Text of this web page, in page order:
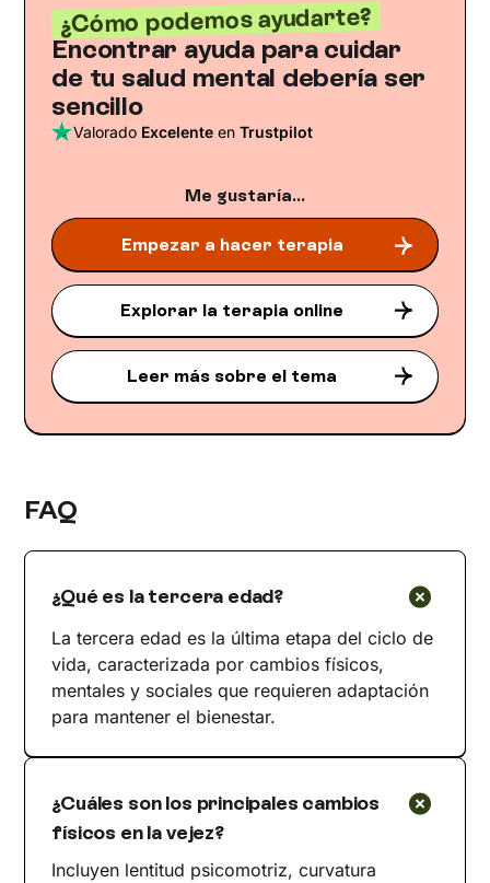
¿Cómo podemos ayudarte?
Encontrar ayuda para cuidar
de tu salud mental debería ser
sencillo
Valorado Excelente enTrustpilot
Me gustaría...
Empezar a hacer terapia
Explorar la terapia online
Leer más sobre el tema
FAQ
¿Qué es la tercera edad?
La tercera edad es la última etapa del ciclo de
vida, caracterizada por cambios físicos,
mentales y sociales que requieren adaptación
para mantener el bienestar.
¿Cuáles son los principales cambios
físicos en la vejez?
Incluyen lentitud psicomotriz, curvatura